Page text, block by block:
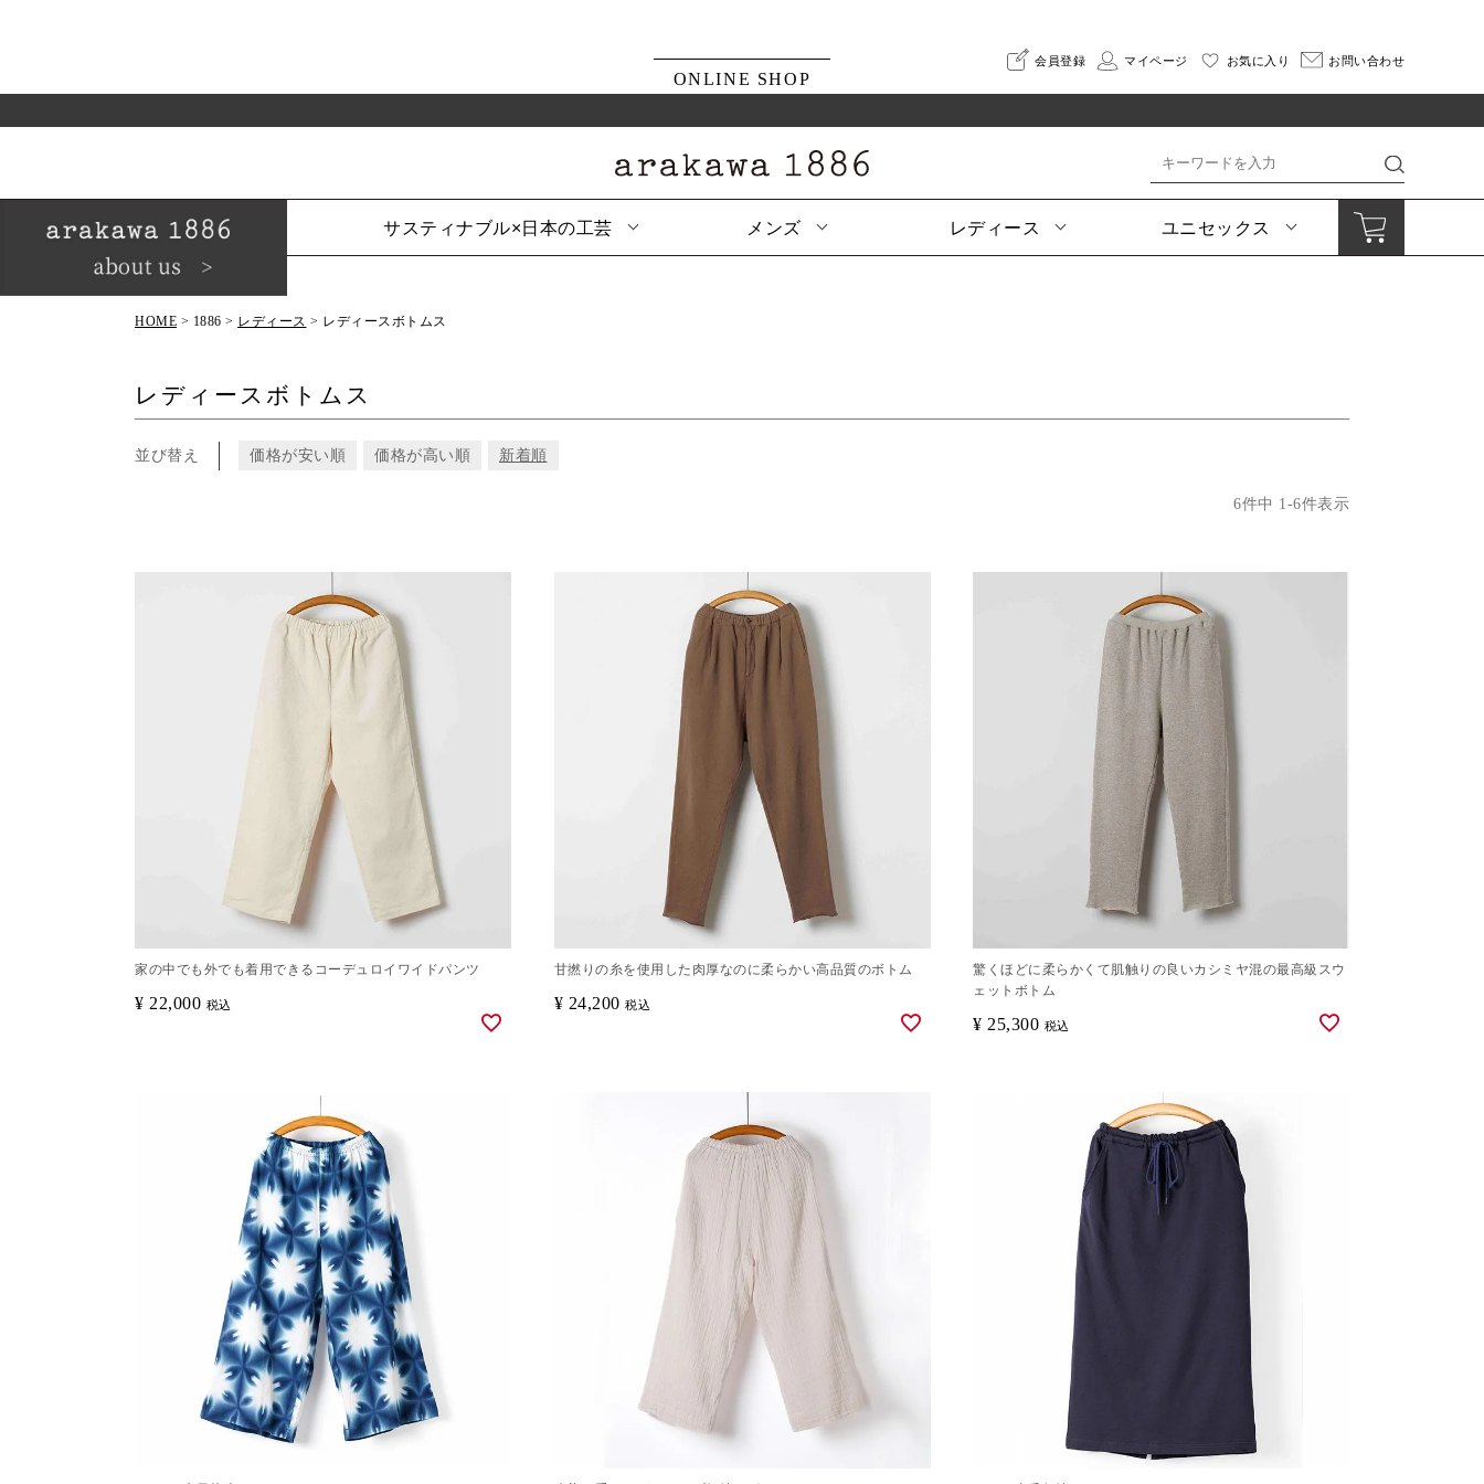
ONLINE SHOP
会員登録 マイページ お気に入り お問い合わせ
サスティナブル×日本の工芸 メンズ レディース ユニセックス
HOME 1886 レディース レディースボトムス
レディースボトムス
並び替え 価格が安い順 価格が高い順 新着順
6件中 1-6件表示
家の中でも外でも着用できるコーデュロイワイドパンツ
¥ 22,000 税込
甘撚りの糸を使用した肉厚なのに柔らかい高品質のボトム
¥ 24,200 税込
驚くほどに柔らかくて肌触りの良いカシミヤ混の最高級スウ
ェットボトム
¥ 25,300 税込